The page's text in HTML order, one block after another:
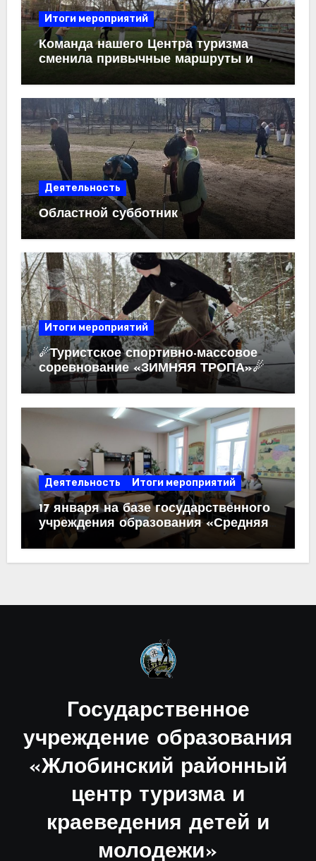
Итоги мероприятий
Команда нашего Центра туризма
сменила привычные маршруты и
карты на садовый инвентарь. Мы с
энтузиазмом присоединились
Республиканскому субботнику,
чтобы привести в порядок любимую
территорию.
Деятельность
Областной субботник
Итоги мероприятий
☄Туристское спортивно-массовое
соревнование «ЗИМНЯЯ ТРОПА»☄
Деятельность Итоги мероприятий
17 января на базе государственного
учреждения образования «Средняя
школа №6 г.Жлобина имени
М.П.Костева» была проведена
Государственное
учреждение образования
«Жлобинский районный
центр туризма и
краеведения детей и
молодежи»